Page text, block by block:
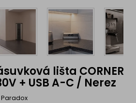
lišta CORNER
+ USB A-C / Nerez
Paradox